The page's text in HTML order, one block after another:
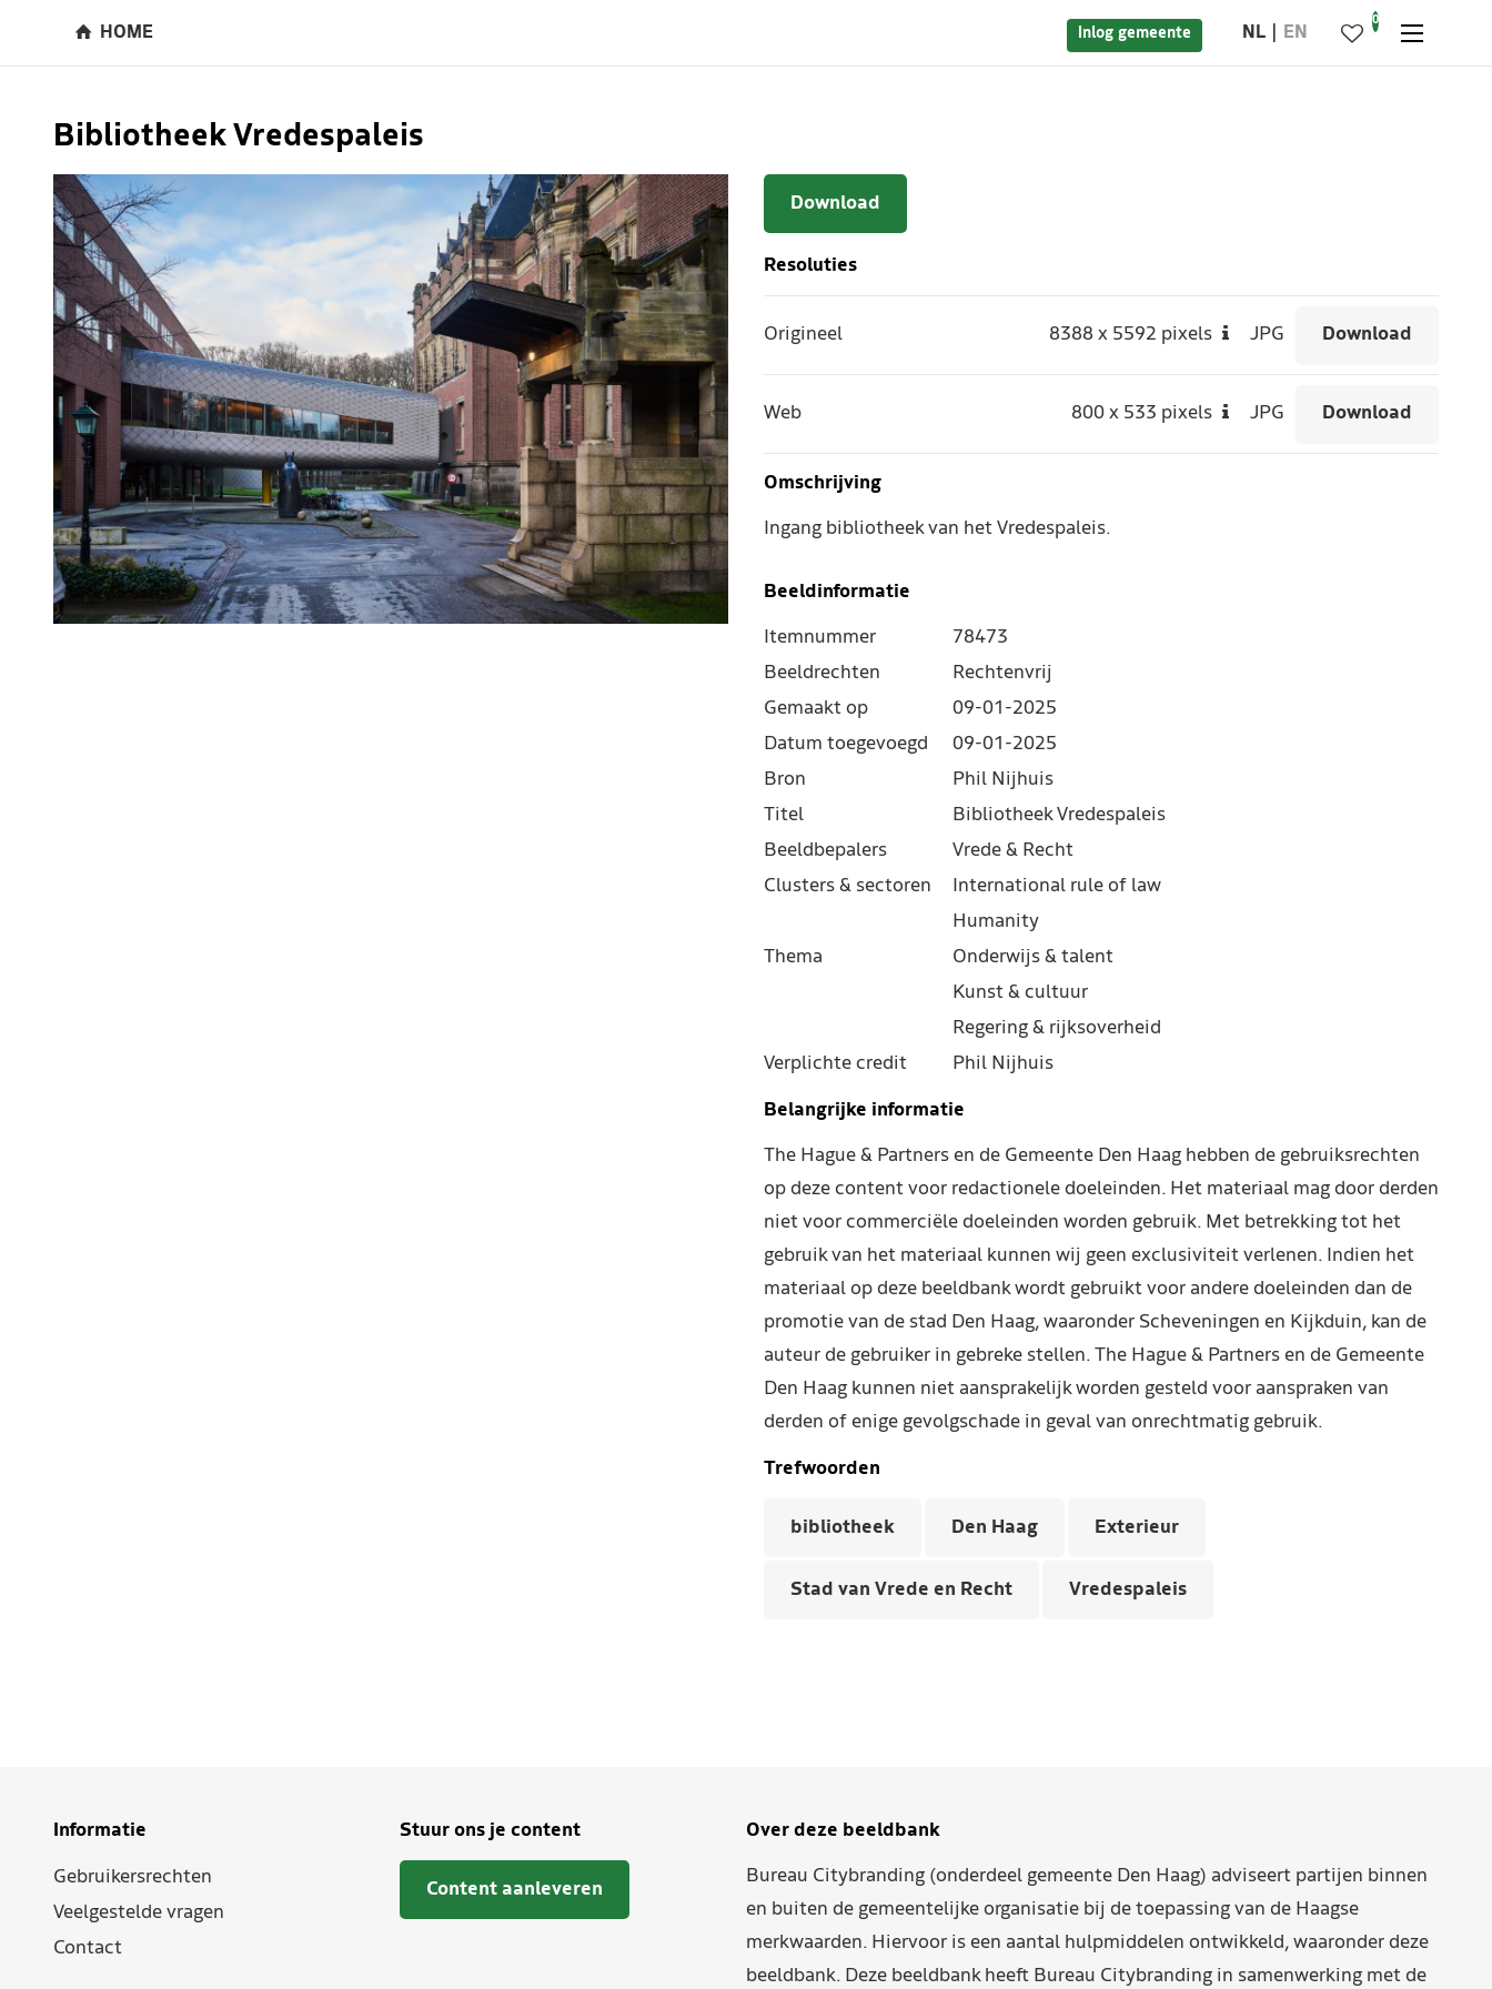
HOME Inlog gemeente NL EN
0
Bibliotheek Vredespaleis
Download
Resoluties
Origineel 8388x 5592 pixels JPG Download
Web 800x 533 pixels JPG Download
Omschrijving
Ingang bibliotheek van het Vredespaleis.
Beeldinformatie
Itemnummer
78473
Beeldrechten
Rechtenvrij
Gemaakt op
09-01-2025
Datum toegevoegd
09-01-2025
Bron
Phil Nijhuis
Titel
Bibliotheek Vredespaleis
Beeldbepalers
Vrede & Recht
Clusters & sectoren
International rule of law
Humanity
Thema
Onderwijs & talent
Kunst & cultuur
Regering & rijksoverheid
Verplichte credit
Phil Nijhuis
Belangrijke informatie
The Hague & Partners en de Gemeente Den Haag hebben de gebruiksrechten
op deze content voor redactionele doeleinden. Het materiaal mag door derden
niet voor commerciële doeleinden worden gebruik. Met betrekking tot het
gebruik van het materiaal kunnen wij geen exclusiviteit verlenen. Indien het
materiaal op deze beeldbank wordt gebruikt voor andere doeleinden dan de
promotie van de stad Den Haag, waaronder Scheveningen en Kijkduin, kan de
auteur de gebruiker in gebreke stellen. The Hague & Partners en de Gemeente
Den Haag kunnen niet aansprakelijk worden gesteld voor aanspraken van
derden of enige gevolgschade in geval van onrechtmatig gebruik.
Trefwoorden
bibliotheek Den Haag Exterieur
Stad van Vrede en Recht Vredespaleis
Informatie
Gebruikersrechten
Veelgestelde vragen
Contact
Stuur ons je content
Content aanleveren
Over deze beeldbank
Bureau Citybranding (onderdeel gemeente Den Haag) adviseert partijen binnen
en buiten de gemeentelijke organisatie bij de toepassing van de Haagse
merkwaarden. Hiervoor is een aantal hulpmiddelen ontwikkeld, waaronder deze
beeldbank. Deze beeldbank heeft Bureau Citybranding in samenwerking met de